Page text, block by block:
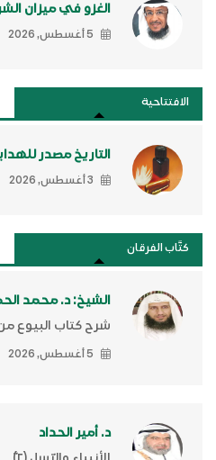
الغزو في ميزان
5 أغسطس, 2026
الافتتاحية
التاريخ مصدر
3 أغسطس, 2026
كتَّاب الفرقان
الشيخ: د. محمد
شرح كتاب البيوع
5 أغسطس, 2026
د. أمير الحداد